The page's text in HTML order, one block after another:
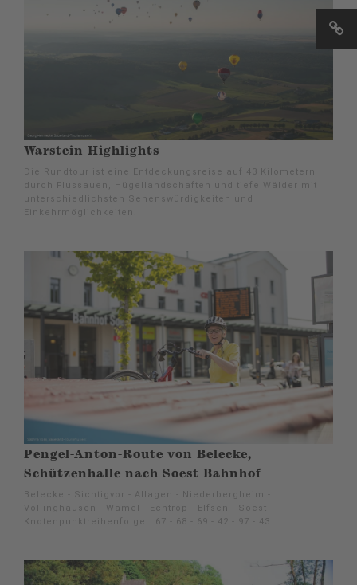
Warstein Highlights
Die Rundtour ist eine Entdeckungsreise auf 43 Kilometern
durch Flussauen, Hügellandschaften und tiefe Wälder mit
unterschiedlichsten Sehenswürdigkeiten und
Einkehrmöglichkeiten.
Pengel-Anton-Route von Belecke,
Schützenhalle nach Soest Bahnhof
Belecke - Sichtigvor - Allagen - Niederbergheim -
Völlinghausen - Wamel - Echtrop - Elfsen - Soest
Knotenpunktreihenfolge : 67 - 68 - 69 - 42 - 97 - 43